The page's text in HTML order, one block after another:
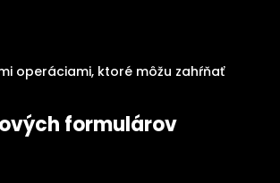
operáciami, ktoré môžu zahŕňať
formulárov